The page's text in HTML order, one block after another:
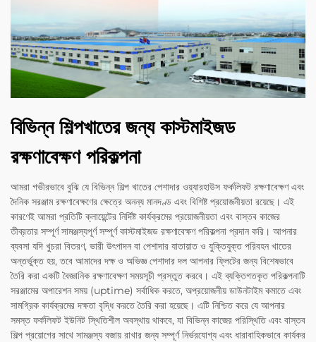
বিভিন্ন শিল্পখাতের জন্য কাস্টমাইজড
রক্ষণাবেক্ষণ পরিকল্পনা
আমরা গভীরভাবে বুঝি যে বিভিন্ন শিল্প খাতের পেশাদার ওয়্যারহাউস ফর্কলিফট রক্ষণাবেক্ষণ এবং
দৈনিক সরঞ্জাম রক্ষণাবেক্ষণের ক্ষেত্রে অনন্য মানদণ্ড এবং বিশিষ্ট প্রয়োজনীয়তা রয়েছে। এই
কারণেই আমরা প্রতিটি ক্লায়েন্টের নির্দিষ্ট কার্যক্রমের প্রয়োজনীয়তা এবং বাস্তব কাজের
তীব্রতার সম্পূর্ণ সামঞ্জস্যপূর্ণ সম্পূর্ণ কাস্টমাইজড রক্ষণাবেক্ষণ পরিকল্পনা প্রদান করি। আপনার
ব্যবসা যদি খুচরা বিতরণ, ভারী উৎপাদন বা পেশাদার যাতায়াত ও যুক্তিযুক্ত পরিবহন খাতের
অন্তর্ভুক্ত হয়, তবে আমাদের দক্ষ ও অভিজ্ঞ পেশাদার দল আপনার ফ্লিটের জন্য বিশেষভাবে
তৈরি করা একটি বৈজ্ঞানিক রক্ষণাবেক্ষণ সময়সূচী প্রস্তুত করবে। এই ব্যক্তিগতকৃত পরিকল্পনাটি
সরঞ্জামের অপারেশন সময় (uptime) সর্বাধিক করতে, অপ্রয়োজনীয় ডাউনটাইম কমাতে এবং
সামগ্রিক কার্যক্রমের দক্ষতা বৃদ্ধি করতে তৈরি করা হয়েছে। এটি নিশ্চিত করে যে আপনার
সমস্ত ফর্কলিফট ইউনিট স্থিতিশীল অবস্থায় থাকবে, যা বিভিন্ন কাজের পরিস্থিতি এবং বাস্তব
শিল্প প্রয়োগের সাথে সামঞ্জস্য বজায় রাখার জন্য সম্পূর্ণ নির্ভরযোগ্য এবং ধারাবাহিকভাবে কার্যকর